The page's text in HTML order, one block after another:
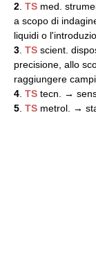
2 TS med.
a scopo di
liquidi o
3 TS scient.
precisione, allo
raggiungere
4 TS tecn. →
5 TS metrol. →